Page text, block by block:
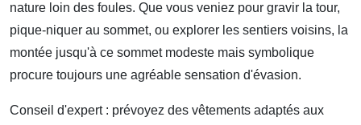
nature loin des foules. Que vous veniez pour gravir la tour,
pique-niquer au sommet, ou explorer les sentiers voisins, la
montée jusqu'à ce sommet modeste mais symbolique
procure toujours une agréable sensation d'évasion.
Conseil d'expert : prévoyez des vêtements adaptés aux